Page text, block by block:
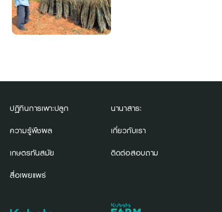
ปฏิทินการเพาะปลูก
ความรู้พืชผล
เกษตรทันสมัย
สื่อเผยแพร่
นานาสาระ
เกี่ยวกับเรา
ติดต่อสอบถาม